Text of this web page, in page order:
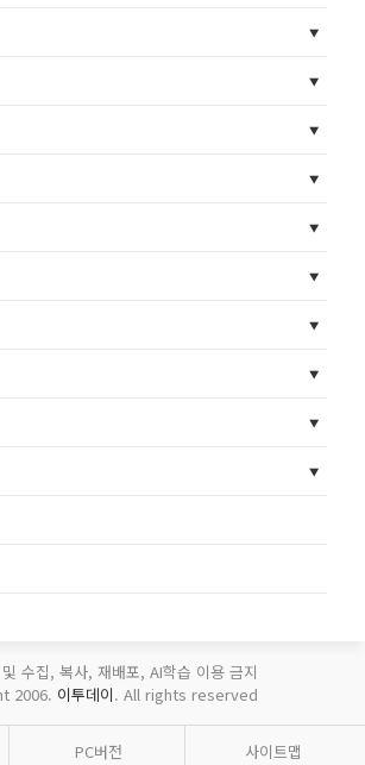
수집, 복사, 재배포, AI학습 이용 금지
2006. 이투데이. All rights reserved
PC버전 사이트맵